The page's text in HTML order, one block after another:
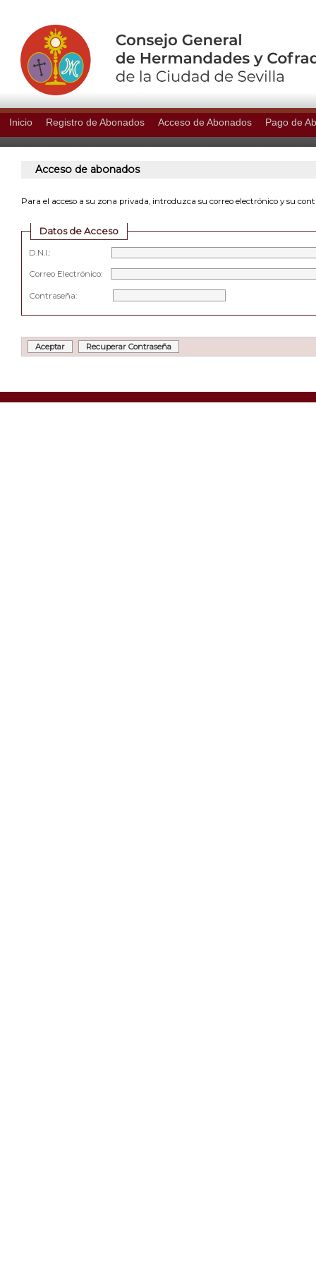
Inicio Registro de Abonados Acceso de Abonados Pago de
Acceso de abonados
Para el acceso a su zona privada, introduzca su correo electrónico y su
Datos de Acceso
D.N.I.:
Correo Electrónico:
Contraseña: